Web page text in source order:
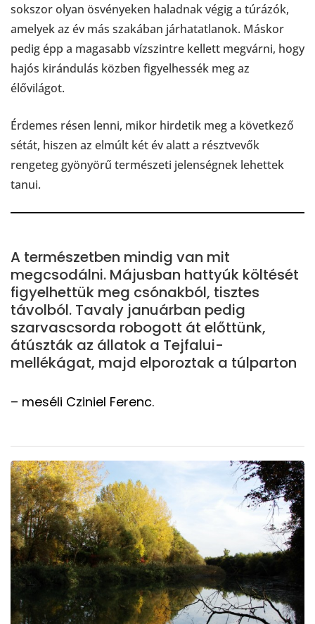
sokszor olyan ösvényeken haladnak végig a túrázók,
amelyek az év más szakában járhatatlanok. Máskor
pedig épp a magasabb vízszintre kellett megvárni, hogy
hajós kirándulás közben figyelhessék meg az
élővilágot.
Érdemes résen lenni, mikor hirdetik meg a következő
sétát, hiszen az elmúlt két év alatt a résztvevők
rengeteg gyönyörű természeti jelenségnek lehettek
tanui.
A természetben mindig van mit
megcsodálni. Májusban hattyúk költését
figyelhettük meg csónakból, tisztes
távolból. Tavaly januárban pedig
szarvascsorda robogott át előttünk,
átúszták az állatok a Tejfalui-
mellékágat, majd elporoztak a túlparton
– meséli Cziniel Ferenc.